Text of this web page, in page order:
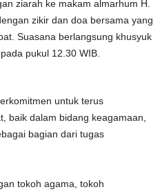
ziarah ke makam almarhum H.
zikir dan doa bersama yang
Suasana berlangsung khusyuk
pukul 12.30 WIB.
untuk terus
baik dalam bidang keagamaan,
bagian dari tugas
tokoh agama, tokoh